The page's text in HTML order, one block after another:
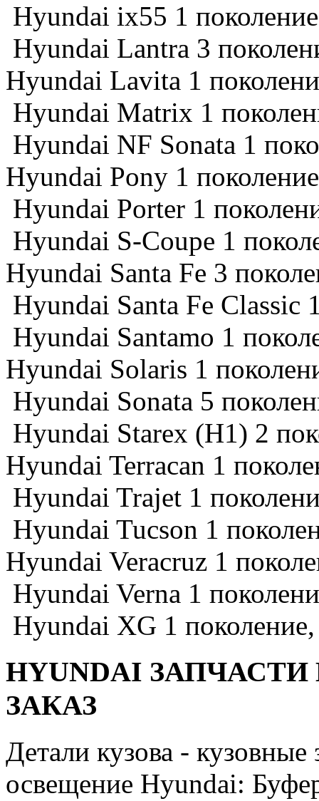
Hyundai ix55 1
Hyundai Lantra 3
Hyundai Lavita 1
Hyundai Matrix 1
Hyundai NF Sonata 1
Hyundai Pony 1
Hyundai Porter 1
Hyundai S-Coupe 1
Hyundai Santa Fe 3
Hyundai Santa Fe Classic
Hyundai Santamo 1
Hyundai Solaris 1
Hyundai Sonata 5
Hyundai Starex (H1) 2
Hyundai Terracan 1
Hyundai Trajet 1
Hyundai Tucson 1
Hyundai Veracruz 1
Hyundai Verna 1
Hyundai XG 1
HYUNDAI
ЗАКАЗ
Детали кузова - кузовные
освещение Hyundai: